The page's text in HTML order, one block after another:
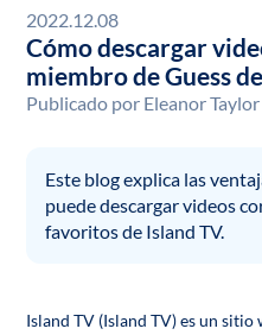
2022.12.08
Cómo descargar
miembro de Guess
Publicado por Eleanor Taylor
Este blog explica las
puede descargar videos
favoritos de Island TV.
Island TV (Island TV) es un